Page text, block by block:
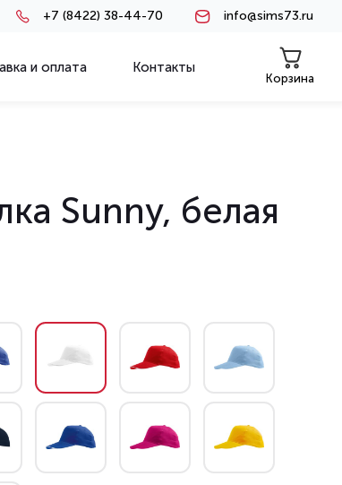
+7 (8422) 38-44-70 info@sims73.ru
и оплата Контакты
Корзина
Sunny, белая